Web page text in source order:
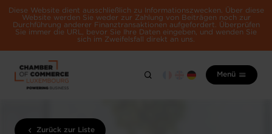
Diese Website dient ausschließlich zu Informationszwecken. Über diese
Website werden Sie weder zur Zahlung von Beiträgen noch zur
Durchführung anderer Finanztransaktionen aufgefordert. Überprüfen
Sie immer die URL, bevor Sie Ihre Daten eingeben, und wenden Sie
sich im Zweifelsfall direkt an uns.
Menü
Zurück zur Liste